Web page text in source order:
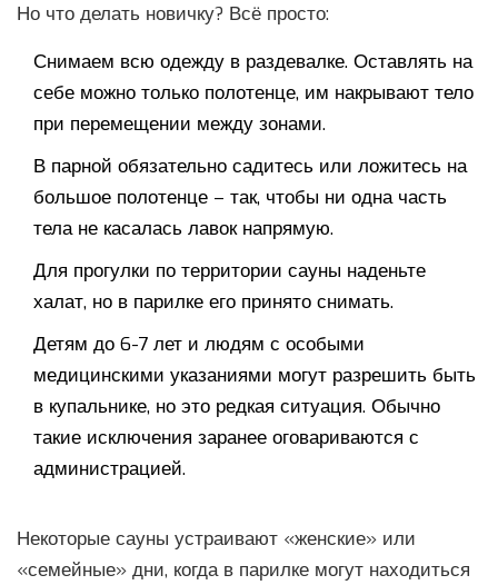
Но что делать новичку? Всё просто:
Снимаем всю одежду в раздевалке. Оставлять на
себе можно только полотенце, им накрывают тело
при перемещении между зонами.
В парной обязательно садитесь или ложитесь на
большое полотенце – так, чтобы ни одна часть
тела не касалась лавок напрямую.
Для прогулки по территории сауны наденьте
халат, но в парилке его принято снимать.
Детям до 6-7 лет и людям с особыми
медицинскими указаниями могут разрешить быть
в купальнике, но это редкая ситуация. Обычно
такие исключения заранее оговариваются с
администрацией.
Некоторые сауны устраивают «женские» или
«семейные» дни, когда в парилке могут находиться